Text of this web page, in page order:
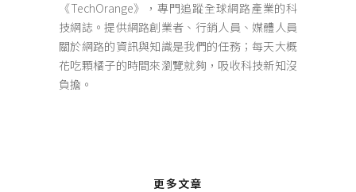
《TechOrange》，專門追蹤全球網路產業的科
技網誌。提供網路創業者、行銷人員、媒體人員
關於網路的資訊與知識是我們的任務；每天大概
花吃顆橘子的時間來瀏覽就夠，吸收科技新知沒
負擔。
更多文章